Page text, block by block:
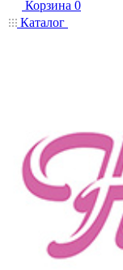
Корзина 0
Каталог